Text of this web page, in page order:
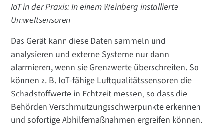
IoT in der Praxis: In einem Weinberg installierte
Umweltsensoren
Das Gerät kann diese Daten sammeln und
analysieren und externe Systeme nur dann
alarmieren, wenn sie Grenzwerte überschreiten. So
können z. B. IoT-fähige Luftqualitätssensoren die
Schadstoffwerte in Echtzeit messen, so dass die
Behörden Verschmutzungsschwerpunkte erkennen
und sofortige Abhilfemaßnahmen ergreifen können.